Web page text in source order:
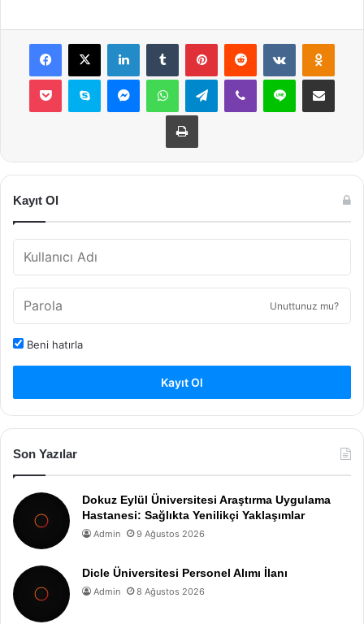
Facebook
X LinkedInTumblr PinterestReddit VKontakte
Pocket Skype MessengerWhatsAppTelegramViber Line E-Posta ile
Yazdır
Kayıt Ol
Unuttunuz mu?
Beni hatırla
Kayıt Ol
Son Yazılar
Dokuz Eylül Üniversitesi Araştırma Uygulama
Hastanesi: Sağlıkta Yenilikçi Yaklaşımlar
Admin 9 Ağustos 2026
Dicle Üniversitesi Personel Alımı İlanı
Admin 8 Ağustos 2026